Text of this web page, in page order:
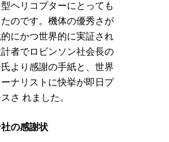
ヘリコプターにとっても
のです。機体の優秀さが
にかつ世界的に実証され
者でロビンソン社会長の
より感謝の手紙と、世界
ナリストに快挙が即日プ
さ れました。
の感謝状